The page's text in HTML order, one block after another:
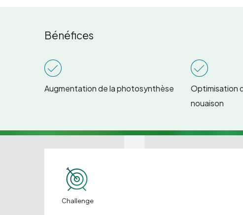
Bénéfices
Augmentation de la photosynthèse
Optimisation
nouaison
Challenge